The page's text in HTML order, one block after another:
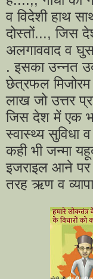
व विदेशी हाथ
दोस्तों..., जिस
अलगाववाद व
. इसका उन्नत
छेत्रफल
लाख जो उत्तर
जिस देश में एक
स्वास्थ्य सुविधा
कही भी जन्मा
इजराइल आने
तरह ऋण व